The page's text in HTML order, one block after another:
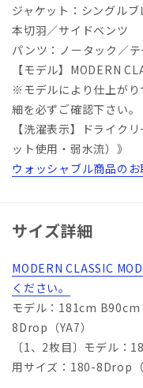
ジャケット：シングル
本切羽／サイドベンツ
パンツ：ノータック／
【モデル】MODERN
※モデルにより仕上がり
細を必ずご確認下さい。
【洗濯表示】ドライク
ット使用・弱水流）》
ウォッシャブル商品の
サイズ詳細
MODERN CLASSIC
ください。
モデル：181cm
8Drop（YA7）
〔1、2枚目〕モデル
用サイズ：180-8Drop（